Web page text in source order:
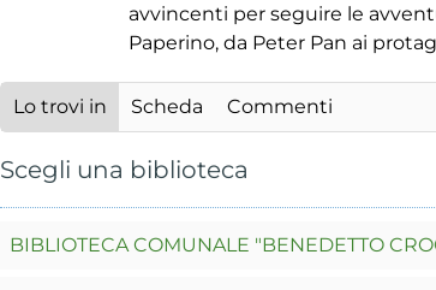
avvincenti per seguire le
Paperino, da Peter Pan ai
Lo trovi in Scheda Commenti
Scegli una biblioteca
BIBLIOTECA COMUNALE "BENEDETTO